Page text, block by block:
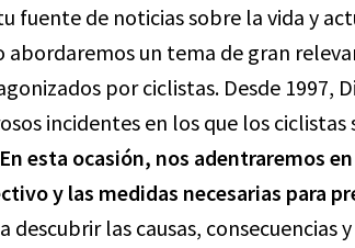
fuente de noticias sobre la vida y
un tema de gran
por ciclistas. Desde 1997,
incidentes en los que los ciclistas
En esta ocasión, nos adentraremos
y las medidas necesarias para
descubrir las causas, consecuencias